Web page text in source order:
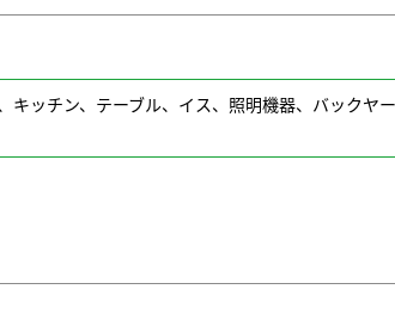
ッチン、テーブル、イス、照明機器、バックヤー